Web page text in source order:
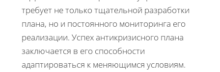
требует не только тщательной разработки
плана, но и постоянного мониторинга его
реализации. Успех антикризисного плана
заключается в его способности
адаптироваться к меняющимся условиям.